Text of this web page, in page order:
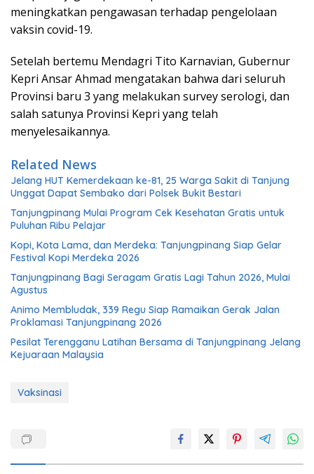
meningkatkan pengawasan terhadap pengelolaan
vaksin covid-19.
Setelah bertemu Mendagri Tito Karnavian, Gubernur
Kepri Ansar Ahmad mengatakan bahwa dari seluruh
Provinsi baru 3 yang melakukan survey serologi, dan
salah satunya Provinsi Kepri yang telah
menyelesaikannya.
Related News
Jelang HUT Kemerdekaan ke-81, 25 Warga Sakit di Tanjung
Unggat Dapat Sembako dari Polsek Bukit Bestari
Tanjungpinang Mulai Program Cek Kesehatan Gratis untuk
Puluhan Ribu Pelajar
Kopi, Kota Lama, dan Merdeka: Tanjungpinang Siap Gelar
Festival Kopi Merdeka 2026
Tanjungpinang Bagi Seragam Gratis Lagi Tahun 2026, Mulai
Agustus
Animo Membludak, 339 Regu Siap Ramaikan Gerak Jalan
Proklamasi Tanjungpinang 2026
Pesilat Terengganu Latihan Bersama di Tanjungpinang Jelang
Kejuaraan Malaysia
Vaksinasi